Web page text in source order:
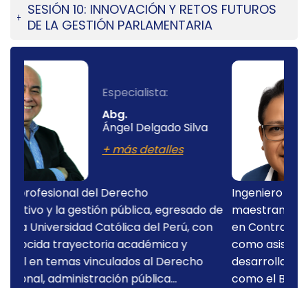
SESIÓN 10: INNOVACIÓN Y RETOS FUTUROS
DE LA GESTIÓN PARLAMENTARIA
Juan Carlos
Fernandez Chuñe
+ más detalles
Ingeniero de Sistemas titulado, actualmente
maestrando en Gestión Pública, con diplomado
en Contrataciones del Estado. He participado
como asistente en diversos cursos y seminarios
desarrollados por instituciones de prestigio
como el Banco Mundial y...